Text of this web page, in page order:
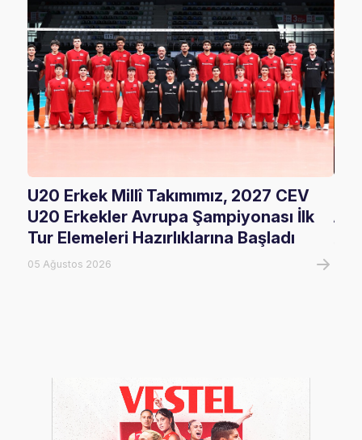
U20 Erkek Millî Takımımız, 2027 CEV
U20 Erkekler Avrupa Şampiyonası İlk
Tur Elemeleri Hazırlıklarına Başladı
05 Ağustos 2026